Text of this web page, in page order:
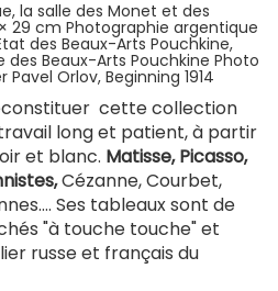
la salle des Monet et des
29 cm Photographie argentique
des Beaux-Arts Pouchkine,
Beaux-Arts Pouchkine Photo
Orlov, Beginning 1914
cette collection
travail long et patient, à partir
et blanc. Matisse, Picasso,
Cézanne, Courbet,
Ses tableaux sont de
"à touche touche" et
russe et français du